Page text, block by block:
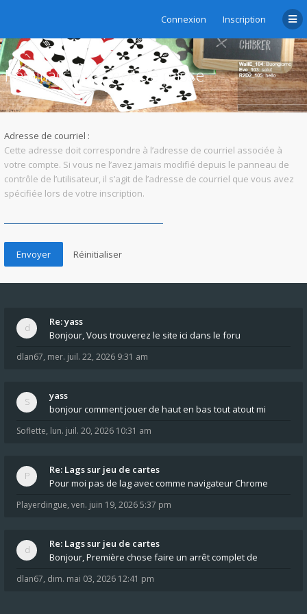
Connexion Inscription
Réinitialiser le mot de passe
Adresse de courriel :
Cette adresse doit correspondre à l’adresse de courriel associée à
votre compte. Si vous ne l’avez jamais modifié depuis le panneau de
contrôle de l’utilisateur, il s’agit de l’adresse de courriel que vous avez
spécifiée lors de votre inscription.
Re: yass
Bonjour, Vous trouverez le site ici dans le foru
dlan67, mer. juil. 22, 2026 9:31 am
yass
bonjour comment jouer de haut en bas tout atout mi
Soflette, lun. juil. 20, 2026 10:31 am
Re: Lags sur jeu de cartes
Pour moi pas de lag avec comme navigateur Chrome
Playerdingue, ven. juin 19, 2026 5:37 pm
Re: Lags sur jeu de cartes
Bonjour, Première chose faire un arrêt complet de
dlan67, dim. mai 03, 2026 12:41 pm